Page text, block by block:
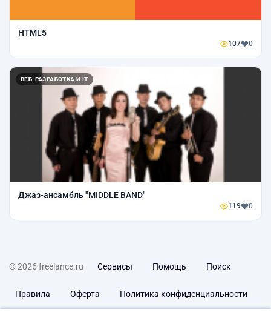
HTML5
107 0
ВЕБ-РАЗРАБОТКА И IT
Джаз-ансамбль "MIDDLE BAND"
119 0
© 2026 freelance.ru Сервисы Помощь Поиск
Правила Оферта Политика конфиденциальности